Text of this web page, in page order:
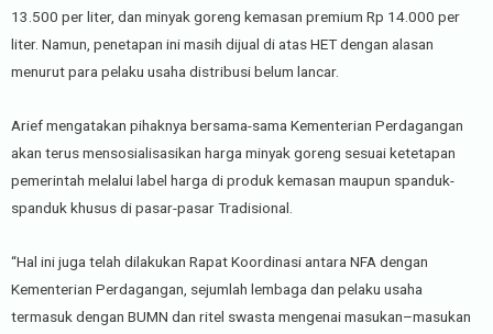
13.500 per liter, dan minyak goreng kemasan premium Rp 14.000 per
liter. Namun, penetapan ini masih dijual di atas HET dengan alasan
menurut para pelaku usaha distribusi belum lancar.
Arief mengatakan pihaknya bersama-sama Kementerian Perdagangan
akan terus mensosialisasikan harga minyak goreng sesuai ketetapan
pemerintah melalui label harga di produk kemasan maupun spanduk-
spanduk khusus di pasar-pasar Tradisional.
“Hal ini juga telah dilakukan Rapat Koordinasi antara NFA dengan
Kementerian Perdagangan, sejumlah lembaga dan pelaku usaha
termasuk dengan BUMN dan ritel swasta mengenai masukan–masukan